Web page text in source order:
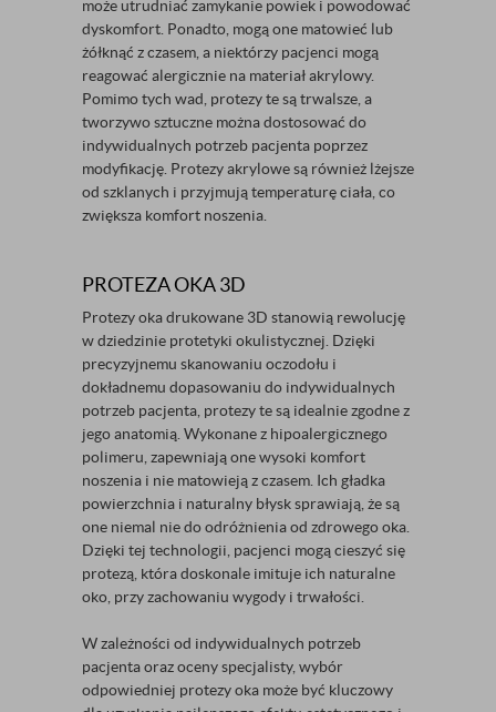
może utrudniać zamykanie powiek i powodować
dyskomfort. Ponadto, mogą one matowieć lub
żółknąć z czasem, a niektórzy pacjenci mogą
reagować alergicznie na materiał akrylowy.
Pomimo tych wad, protezy te są trwalsze, a
tworzywo sztuczne można dostosować do
indywidualnych potrzeb pacjenta poprzez
modyfikację. Protezy akrylowe są również lżejsze
od szklanych i przyjmują temperaturę ciała, co
zwiększa komfort noszenia.
PROTEZA OKA 3D
Protezy oka drukowane 3D stanowią rewolucję
w dziedzinie protetyki okulistycznej. Dzięki
precyzyjnemu skanowaniu oczodołu i
dokładnemu dopasowaniu do indywidualnych
potrzeb pacjenta, protezy te są idealnie zgodne z
jego anatomią. Wykonane z hipoalergicznego
polimeru, zapewniają one wysoki komfort
noszenia i nie matowieją z czasem. Ich gładka
powierzchnia i naturalny błysk sprawiają, że są
one niemal nie do odróżnienia od zdrowego oka.
Dzięki tej technologii, pacjenci mogą cieszyć się
protezą, która doskonale imituje ich naturalne
oko, przy zachowaniu wygody i trwałości.
W zależności od indywidualnych potrzeb
pacjenta oraz oceny specjalisty, wybór
odpowiedniej protezy oka może być kluczowy